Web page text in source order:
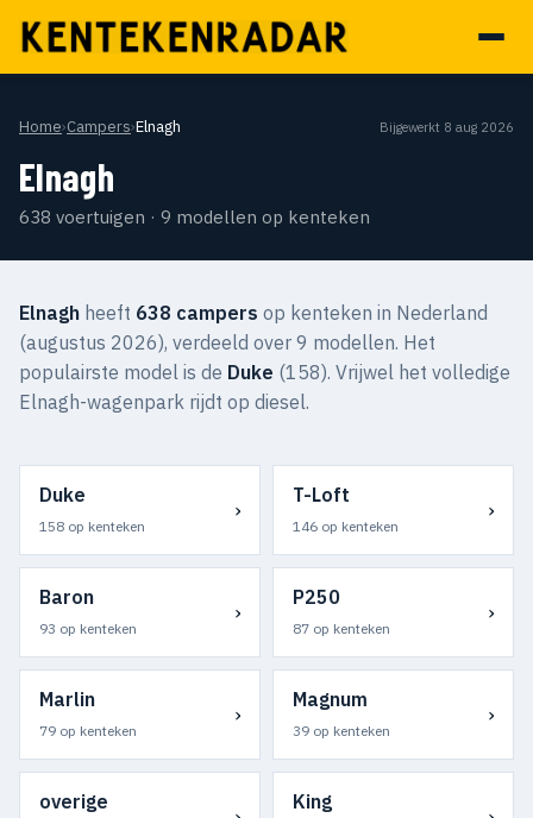
Home›Campers›Elnagh Bijgewerkt 8 aug 2026
Elnagh
638 voertuigen · 9 modellen op kenteken
Elnagh heeft 638 campers op kenteken in Nederland
(augustus 2026), verdeeld over 9 modellen. Het
populairste model is de Duke (158). Vrijwel het volledige
Elnagh-wagenpark rijdt op diesel.
Duke
158 op kenteken
›
T-Loft
146 op kenteken
›
Baron
93 op kenteken
›
P250
87 op kenteken
›
Marlin
79 op kenteken
›
Magnum
39 op kenteken
›
overige King